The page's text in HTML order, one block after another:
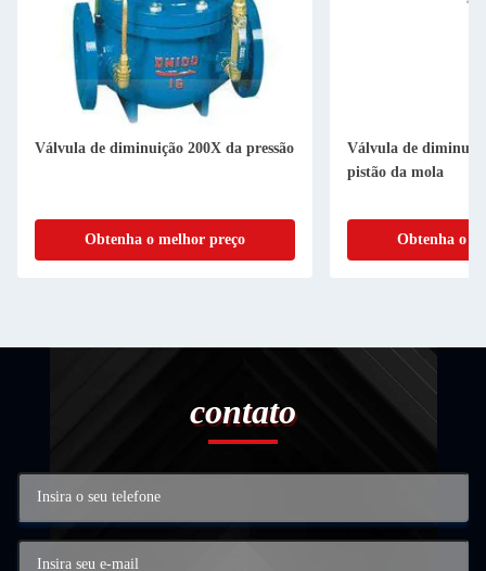
Válvula de diminuição 200X da pressão
Obtenha o melhor preço
Válvula de
pistão da mola
Obtenha o
contato